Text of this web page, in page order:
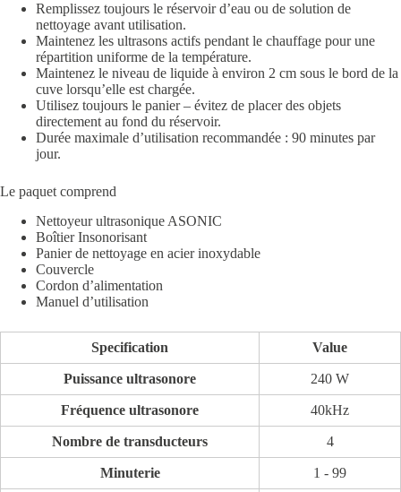
Remplissez toujours le réservoir d’eau ou de solution de
nettoyage avant utilisation.
Maintenez les ultrasons actifs pendant le chauffage pour une
répartition uniforme de la température.
Maintenez le niveau de liquide à environ 2 cm sous le bord de la
cuve lorsqu’elle est chargée.
Utilisez toujours le panier – évitez de placer des objets
directement au fond du réservoir.
Durée maximale d’utilisation recommandée : 90 minutes par
jour.
Le paquet comprend
Nettoyeur ultrasonique ASONIC
Boîtier Insonorisant
Panier de nettoyage en acier inoxydable
Couvercle
Cordon d’alimentation
Manuel d’utilisation
Specification Value
Puissance ultrasonore 240 W
Fréquence ultrasonore 40kHz
Nombre de transducteurs 4
Minuterie 1 - 99